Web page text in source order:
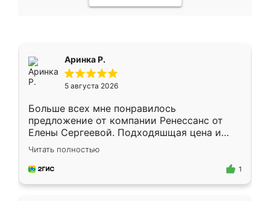
Аринка Р.
5 августа 2026
Больше всех мне понравилось
предложение от компании Ренессанс от
Елены Сергеевой. Подходяшщая цена и
короткие сроки изготовления. Приехавший
для замера сотрудник Владислав
предложил по моему эскизу самый
Читать полностью
1